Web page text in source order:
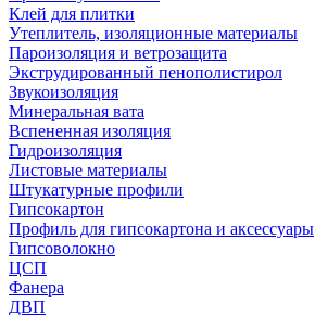
Клей для плитки
Утеплитель, изоляционные материалы
Пароизоляция и ветрозащита
Экструдированный пенополистирол
Звукоизоляция
Минеральная вата
Вспененная изоляция
Гидроизоляция
Листовые материалы
Штукатурные профили
Гипсокартон
Профиль для гипсокартона и аксессуары
Гипсоволокно
ЦСП
Фанера
ДВП